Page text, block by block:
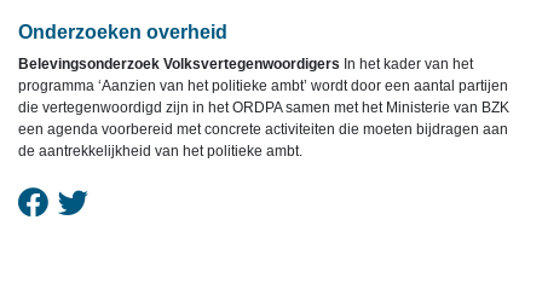
Onderzoeken overheid
Belevingsonderzoek Volksvertegenwoordigers In het kader van het
programma ‘Aanzien van het politieke ambt’ wordt door een aantal partijen
die vertegenwoordigd zijn in het ORDPA samen met het Ministerie van BZK
een agenda voorbereid met concrete activiteiten die moeten bijdragen aan
de aantrekkelijkheid van het politieke ambt.